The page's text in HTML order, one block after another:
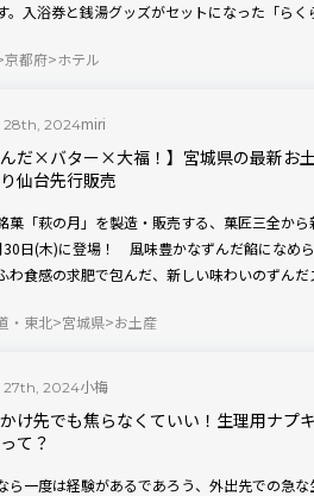
。入浴券と銭湯グッズがセットになった「ら
ので、気軽に銭湯文化を楽しむことができます
京都府 ホテル
28th, 2024miri
んだ×バター×大福！】宮城県の最新お
仙台先行販売
菓「萩の月」を製造・販売する、菓匠三全か
30日(木)に登場！ 風味豊かなずんだ餡になめら
わ食感の求肥で包んだ、新しい味わいのずん
・東北 宮城県 お土産
27th, 2024小梅
け先でも焦らなくていい！生理用ナプ
て？
ら一度は経験があるであろう、外出先での急